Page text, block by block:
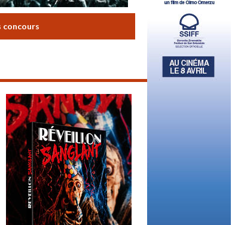
concours